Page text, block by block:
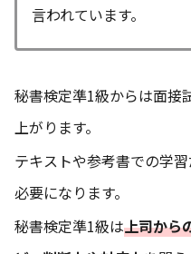
言われています。
秘書検定準1級からは面接
上がります。
テキストや参考書での学
必要になります。
秘書検定準1級は上司から